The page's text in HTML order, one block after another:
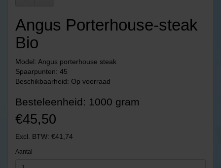
Angus Porterhouse-steak
Bio
Model: Angus porterhouse steak
Spaarpunten: 45
Beschikbaarheid: Op voorraad
Besteleenheid: 1000 gram
€45,50
Excl. BTW: €41,74
Aantal